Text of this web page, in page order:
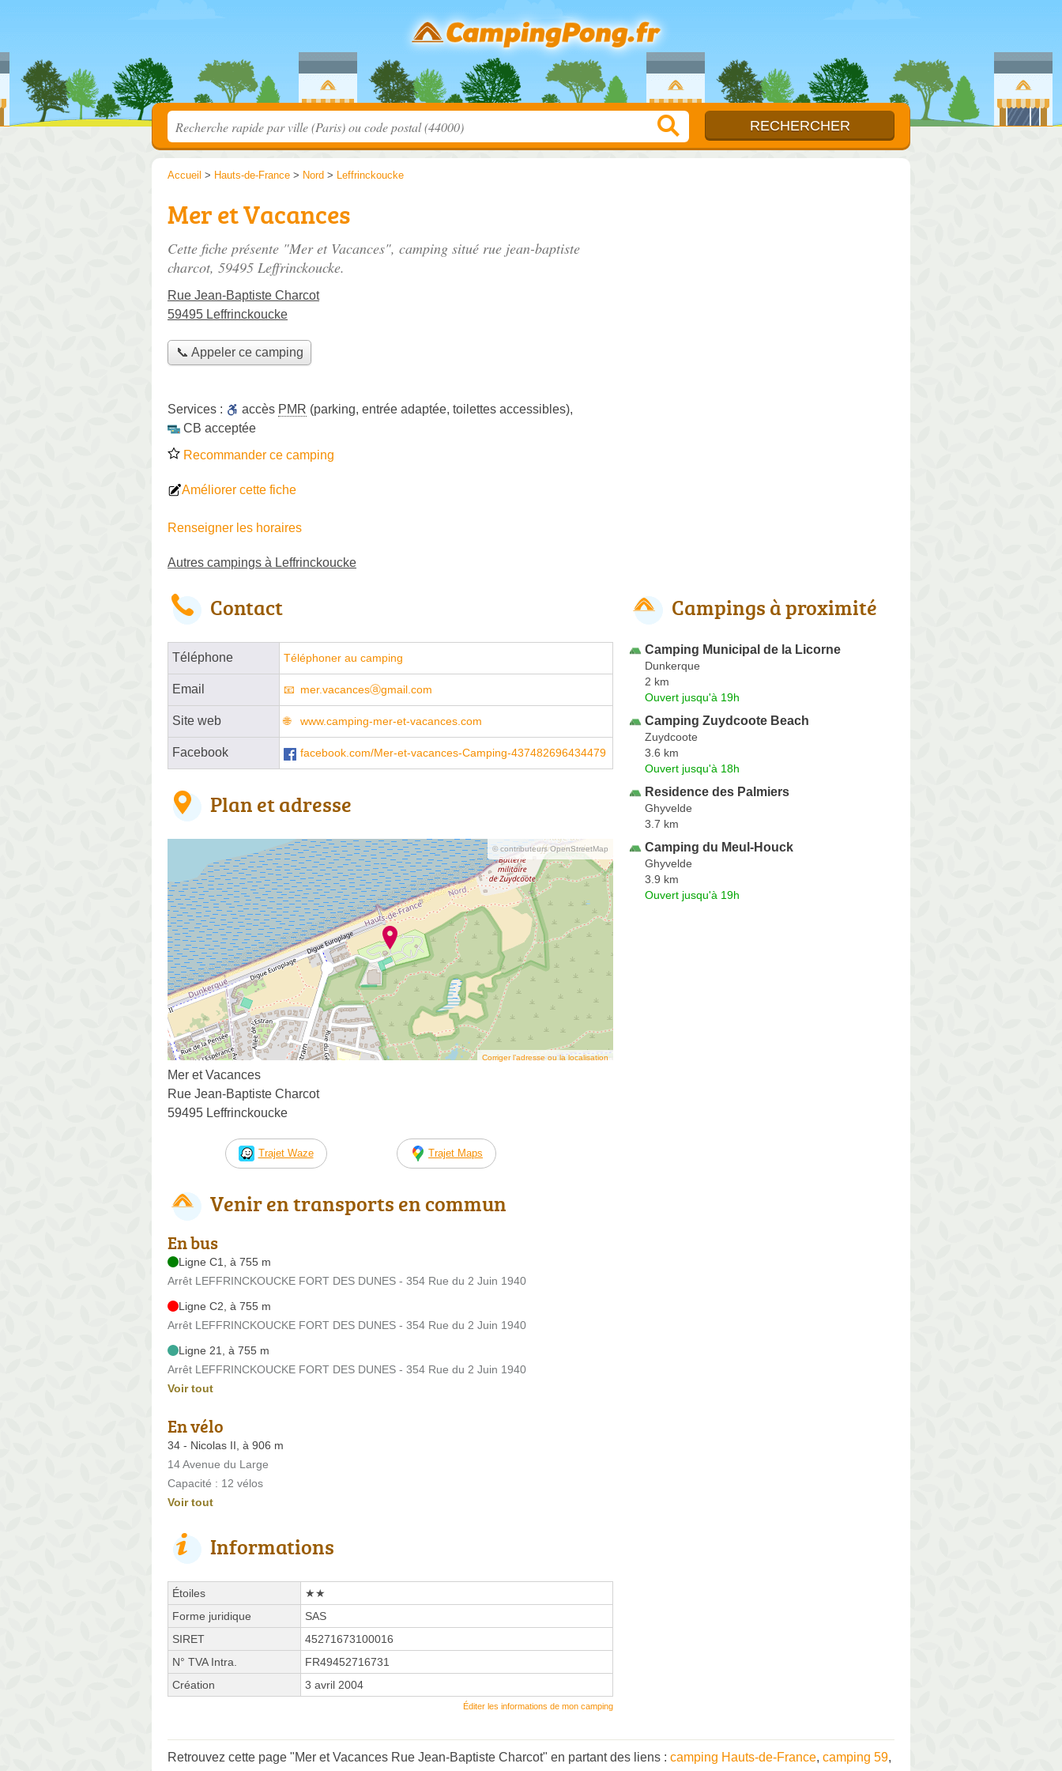
Accueil > Hauts-de-France > Nord > Leffrinckoucke
Mer et Vacances
Cette fiche présente "Mer et Vacances", camping situé rue jean-baptiste
charcot, 59495 Leffrinckoucke.
Rue Jean-Baptiste Charcot
59495 Leffrinckoucke
📞 Appeler ce camping
Services : accès PMR (parking, entrée adaptée, toilettes accessibles),
CB acceptée
Recommander ce camping
Améliorer cette fiche
Renseigner les horaires
Autres campings à Leffrinckoucke
Contact
Téléphone Téléphoner au camping
Email mer.vacancesⓐgmail.com
Site web www.camping-mer-et-vacances.com
Facebook facebook.com/Mer-et-vacances-Camping-437482696434479
Plan et adresse
© contributeurs OpenStreetMap
Corriger l’adresse ou la localisation
Mer et Vacances
Rue Jean-Baptiste Charcot
59495 Leffrinckoucke
Trajet Waze Trajet Maps
Venir en transports en commun
En bus
Ligne C1, à 755 m
Arrêt LEFFRINCKOUCKE FORT DES DUNES - 354 Rue du 2 Juin 1940
Ligne C2, à 755 m
Arrêt LEFFRINCKOUCKE FORT DES DUNES - 354 Rue du 2 Juin 1940
Ligne 21, à 755 m
Arrêt LEFFRINCKOUCKE FORT DES DUNES - 354 Rue du 2 Juin 1940
Voir tout
En vélo
34 - Nicolas II, à 906 m
14 Avenue du Large
Capacité : 12 vélos
Voir tout
Informations
Étoiles
★★
Forme juridique
SAS
SIRET
45271673100016
N° TVA Intra.
FR49452716731
Création
3 avril 2004
Éditer les informations de mon camping
Campings à proximité
Camping Municipal de la Licorne
Dunkerque
2 km
Ouvert jusqu'à 19h
Camping Zuydcoote Beach
Zuydcoote
3.6 km
Ouvert jusqu'à 18h
Residence des Palmiers
Ghyvelde
3.7 km
Camping du Meul-Houck
Ghyvelde
3.9 km
Ouvert jusqu'à 19h
Retrouvez cette page "Mer et Vacances Rue Jean-Baptiste Charcot" en partant des liens : camping Hauts-de-France, camping 59,